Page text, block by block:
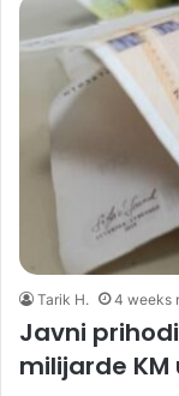
Tarik H. 4 weeks
Javni
milijarde